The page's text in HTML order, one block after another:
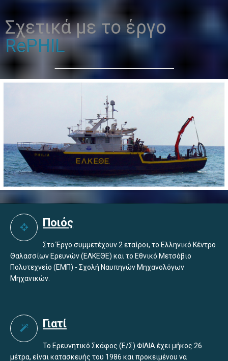
Σχετικά με το έργο
RePHIL
Ποιός
Στο Έργο συμμετέχουν 2 εταίροι, το Ελληνικό Κέντρο
Θαλασσίων Ερευνών (ΕΛΚΕΘΕ) και το Εθνικό Μετσόβιο
Πολυτεχνείο (ΕΜΠ) - Σχολή Ναυπηγών Μηχανολόγων
Μηχανικών.
Γιατί
Το Ερευνητικό Σκάφος (Ε/Σ) ΦΙΛΙΑ έχει μήκος 26
μέτρα, είναι κατασκευής του 1986 και προκειμένου να